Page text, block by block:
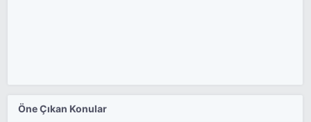
Öne Çıkan Konular